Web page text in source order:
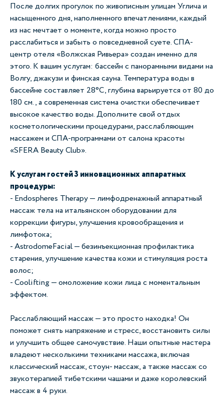
После долгих прогулок по живописным улицам Углича и
насыщенного дня, наполненного впечатлениями, каждый
из нас мечтает о моменте, когда можно просто
расслабиться и забыть о повседневной суете. СПА-
центр отеля «Волжская Ривьера» создан именно для
этого. К вашим услугам: бассейн с панорамными видами на
Волгу, джакузи и финская сауна. Температура воды в
бассейне составляет 28°C, глубина варьируется от 80 до
180 см., а современная система очистки обеспечивает
высокое качество воды. Дополните свой отдых
косметологическими процедурами, расслабляющим
массажем и СПА-программами от салона красоты
«SFERA Beauty Club».
К услугам гостей 3 инновационных аппаратных
процедуры:
- Endospheres Therapy — лимфодренажный аппаратный
массаж тела на итальянском оборудовании для
коррекции фигуры, улучшения кровообращения и
лимфотока;
- AstrodomeFacial — безинъекционная профилактика
старения, улучшение качества кожи и стимуляция роста
волос;
- Coolifting — омоложение кожи лица с моментальным
эффектом.
Расслабляющий массаж — это просто находка! Он
поможет снять напряжение и стресс, восстановить силы
и улучшить общее самочувствие. Наши опытные мастера
владеют несколькими техниками массажа, включая
классический массаж, стоун- массаж, а также массаж со
звукотерапией тибетскими чашами и даже королевский
массаж в 4 руки.